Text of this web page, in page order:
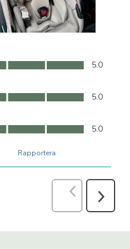
5.0
5.0
5.0
Rapportera
Föregående
Nästa